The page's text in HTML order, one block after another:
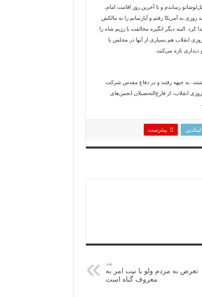
رساندم و تا آخرین روز اقامت امام،
بودم و در هواپیمای ایشان به تهران برگشتم. بعد از تعطیلات فروردین ۱۳۵۸، چند روزی به آمریکا رفتم و آپارتمانم را به مالکش
البته دیگر انگیزه مخالفت با رژیم شاه را
انقلاب هم بسیاری از آنها در مجلس یا
تازه می‌کنند.
به جبهه رفتند و در دفاع مقدس شرکت
انقلاب، از فارغ‌التحصیلان انجمن‌های
لینکدین پینترست
بعد
تعرض به مردم ولو با نیت امر به
معروف گناه است